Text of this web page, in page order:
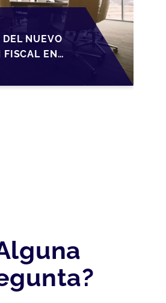
DEL NUEVO
FISCAL EN
ESPAÑA